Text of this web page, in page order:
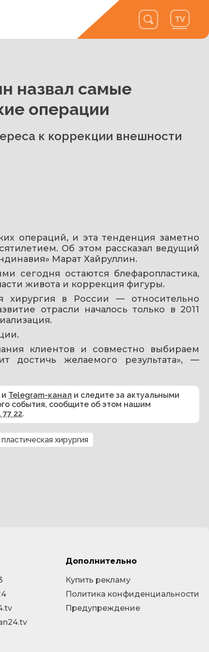
назвал самые
операции
к коррекции внешности
операций, и эта тенденция заметно
Об этом рассказал ведущий
Марат Хайруллин.
сегодня остаются блефаропластика,
живота и коррекция фигуры.
хирургия в России — относительно
отрасли началось только в 2011
клиентов и совместно выбираем
достичь желаемого результата», —
и Telegram-канал и следите за актуальными
события, сообщите об этом нашим
77 22.
пластическая хирургия
Дополнительно
Купить рекламу
Политика конфиденциальности
Предупреждение